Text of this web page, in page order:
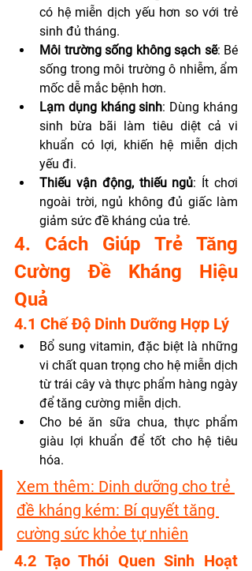
có hệ miễn dịch yếu hơn so với trẻ
sinh đủ tháng.
Môi trường sống không sạch sẽ: Bé
sống trong môi trường ô nhiễm, ẩm
mốc dễ mắc bệnh hơn.
Lạm dụng kháng sinh: Dùng kháng
sinh bừa bãi làm tiêu diệt cả vi
khuẩn có lợi, khiến hệ miễn dịch
yếu đi.
Thiếu vận động, thiếu ngủ: Ít chơi
ngoài trời, ngủ không đủ giấc làm
giảm sức đề kháng của trẻ.
4. Cách Giúp Trẻ Tăng
Cường Đề Kháng Hiệu
Quả
4.1 Chế Độ Dinh Dưỡng Hợp Lý
Bổ sung vitamin, đặc biệt là những
vi chất quan trọng cho hệ miễn dịch
từ trái cây và thực phẩm hàng ngày
để tăng cường miễn dịch.
Cho bé ăn sữa chua, thực phẩm
giàu lợi khuẩn để tốt cho hệ tiêu
hóa.
Xem thêm: Dinh dưỡng cho trẻ
đề kháng kém: Bí quyết tăng
cường sức khỏe tự nhiên
4.2 Tạo Thói Quen Sinh Hoạt